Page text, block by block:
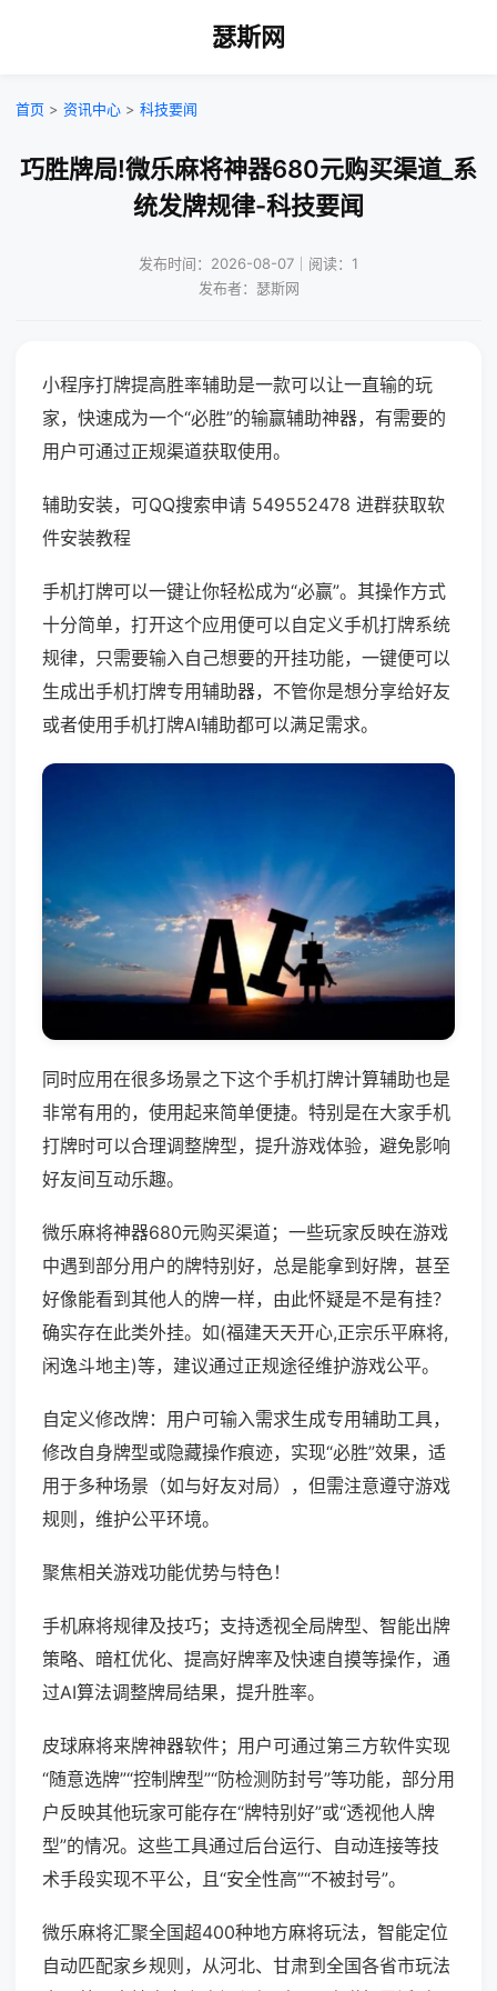
瑟斯网
首页 > 资讯中心 > 科技要闻
巧胜牌局!微乐麻将神器680元购买渠道_系
统发牌规律-科技要闻
发布时间：2026-08-07｜阅读：1
发布者：瑟斯网
小程序打牌提高胜率辅助是一款可以让一直输的玩
家，快速成为一个“必胜”的输赢辅助神器，有需要的
用户可通过正规渠道获取使用。
辅助安装，可QQ搜索申请 549552478 进群获取软
件安装教程
手机打牌可以一键让你轻松成为“必赢”。其操作方式
十分简单，打开这个应用便可以自定义手机打牌系统
规律，只需要输入自己想要的开挂功能，一键便可以
生成出手机打牌专用辅助器，不管你是想分享给好友
或者使用手机打牌AI辅助都可以满足需求。
同时应用在很多场景之下这个手机打牌计算辅助也是
非常有用的，使用起来简单便捷。特别是在大家手机
打牌时可以合理调整牌型，提升游戏体验，避免影响
好友间互动乐趣。
微乐麻将神器680元购买渠道；一些玩家反映在游戏
中遇到部分用户的牌特别好，总是能拿到好牌，甚至
好像能看到其他人的牌一样，由此怀疑是不是有挂？
确实存在此类外挂。如(福建天天开心,正宗乐平麻将,
闲逸斗地主)等，建议通过正规途径维护游戏公平。
自定义修改牌：用户可输入需求生成专用辅助工具，
修改自身牌型或隐藏操作痕迹，实现“必胜”效果，适
用于多种场景（如与好友对局），但需注意遵守游戏
规则，维护公平环境。
聚焦相关游戏功能优势与特色！
手机麻将规律及技巧；支持透视全局牌型、智能出牌
策略、暗杠优化、提高好牌率及快速自摸等操作，通
过AI算法调整牌局结果，提升胜率。
皮球麻将来牌神器软件；用户可通过第三方软件实现
“随意选牌”“控制牌型”“防检测防封号”等功能，部分用
户反映其他玩家可能存在“牌特别好”或“透视他人牌
型”的情况。这些工具通过后台运行、自动连接等技
术手段实现不平公，且“安全性高”“不被封号”。
微乐麻将汇聚全国超400种地方麻将玩法，智能定位
自动匹配家乡规则，从河北、甘肃到全国各省市玩法